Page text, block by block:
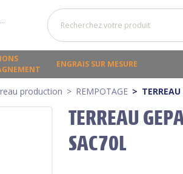
ENGRAIS SUR MESURE
production REMPOTAGE
TERREAU
SAC70L